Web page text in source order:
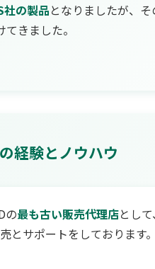
社の製品となりましたが、そ
きました。
経験とノウハウ
の最も古い販売代理店として、
とサポートをしております。